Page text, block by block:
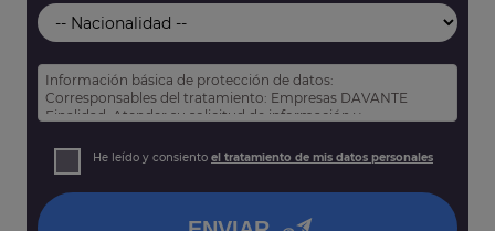
Información básica de protección de datos:
Corresponsables del tratamiento: Empresas DAVANTE
Finalidad: Atender su solicitud de información y
Derechos: Puede acceder, rectificar y suprimir sus datos,
así como otros derechos tal y como se explica en nuestra
He leído y consiento el tratamiento de mis datos personales